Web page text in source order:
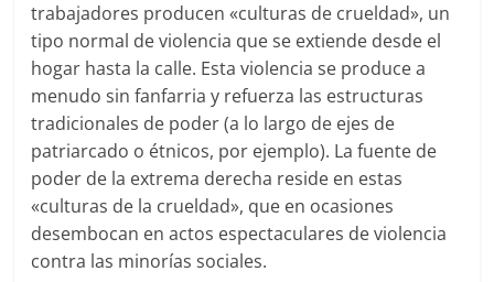
trabajadores producen «culturas de crueldad», un
tipo normal de violencia que se extiende desde el
hogar hasta la calle. Esta violencia se produce a
menudo sin fanfarria y refuerza las estructuras
tradicionales de poder (a lo largo de ejes de
patriarcado o étnicos, por ejemplo). La fuente de
poder de la extrema derecha reside en estas
«culturas de la crueldad», que en ocasiones
desembocan en actos espectaculares de violencia
contra las minorías sociales.